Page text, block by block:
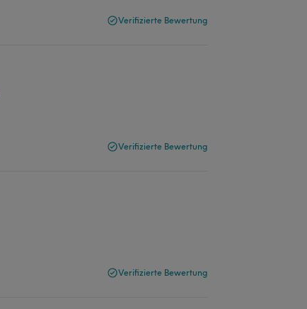
Verifizierte Bewertung
Verifizierte Bewertung
Verifizierte Bewertung